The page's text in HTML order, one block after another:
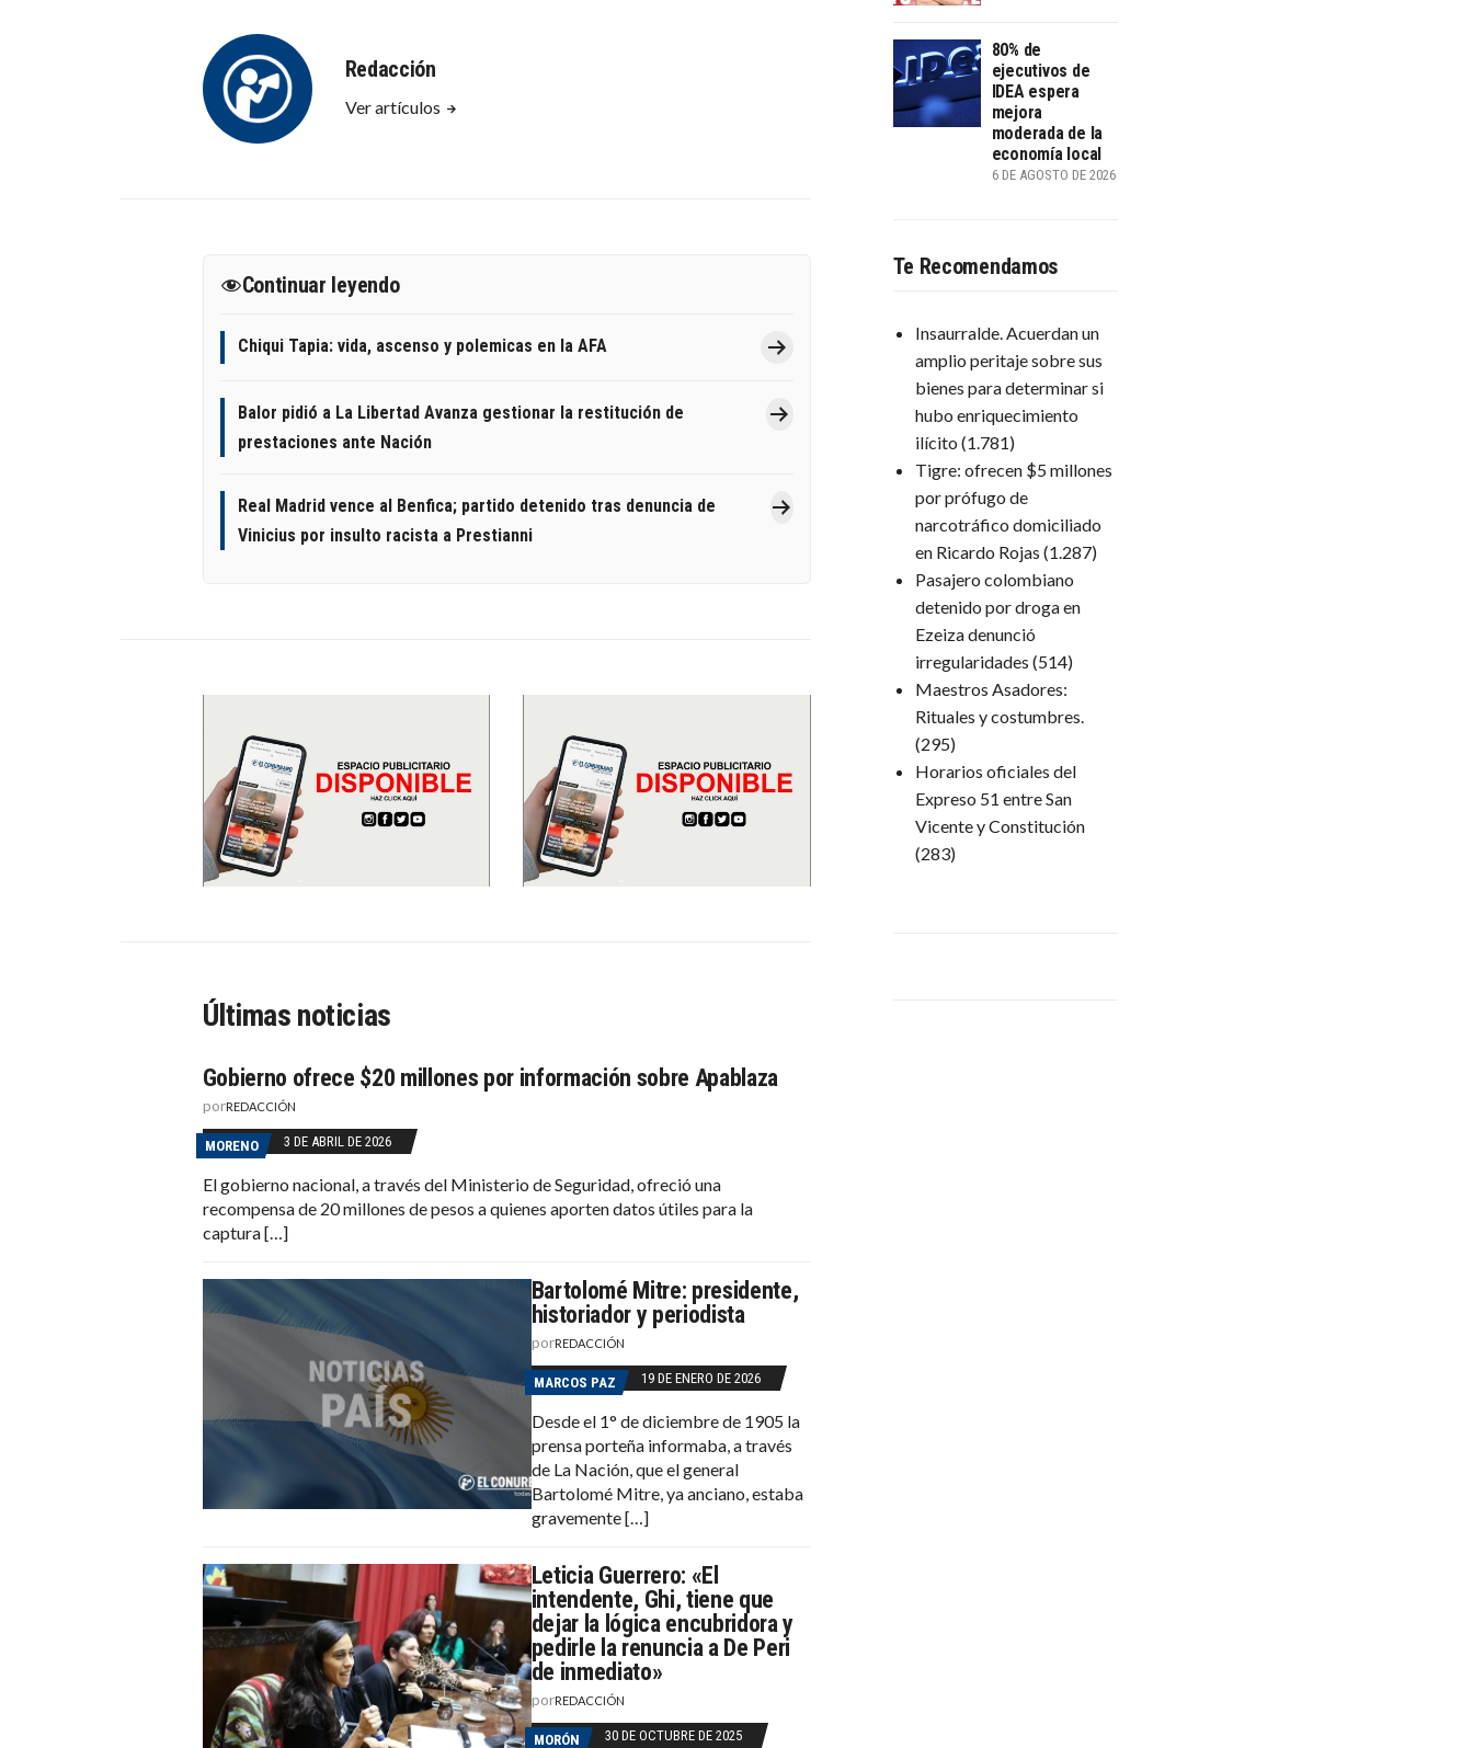
Redacción
Ver artículos
Continuar leyendo
Chiqui Tapia: vida, ascenso y polemicas en la AFA
Balor pidió a La Libertad Avanza gestionar la restitución de
prestaciones ante Nación
Real Madrid vence al Benfica; partido detenido tras denuncia de
Vinicius por insulto racista a Prestianni
Últimas noticias
Gobierno ofrece $20 millones por información sobre Apablaza
porREDACCIÓN
MORENO 3 DE ABRIL DE 2026
El gobierno nacional, a través del Ministerio de Seguridad, ofreció una
recompensa de 20 millones de pesos a quienes aporten datos útiles para la
captura […]
Bartolomé Mitre: presidente,
historiador y periodista
porREDACCIÓN
MARCOS PAZ 19 DE ENERO DE 2026
Desde el 1° de diciembre de 1905 la
prensa porteña informaba, a través
de La Nación, que el general
Bartolomé Mitre, ya anciano, estaba
gravemente […]
Leticia Guerrero: «El
intendente, Ghi, tiene que
dejar la lógica encubridora y
pedirle la renuncia a De Peri
de inmediato»
porREDACCIÓN
MORÓN 30 DE OCTUBRE DE 2025
80% de
ejecutivos de
IDEA espera
mejora
moderada de la
economía local
6 DE AGOSTO DE 2026
Te Recomendamos
Insaurralde. Acuerdan un
amplio peritaje sobre sus
bienes para determinar si
hubo enriquecimiento
ilícito (1.781)
Tigre: ofrecen $5 millones
por prófugo de
narcotráfico domiciliado
en Ricardo Rojas (1.287)
Pasajero colombiano
detenido por droga en
Ezeiza denunció
irregularidades (514)
Maestros Asadores:
Rituales y costumbres.
(295)
Horarios oficiales del
Expreso 51 entre San
Vicente y Constitución
(283)